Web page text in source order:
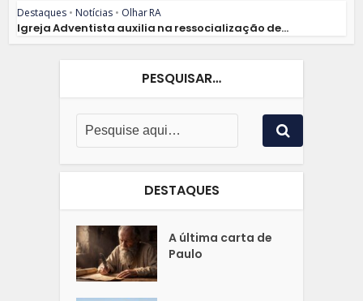
Destaques • Notícias • Olhar RA
Igreja Adventista auxilia na ressocialização de...
PESQUISAR…
DESTAQUES
A última carta de
Paulo